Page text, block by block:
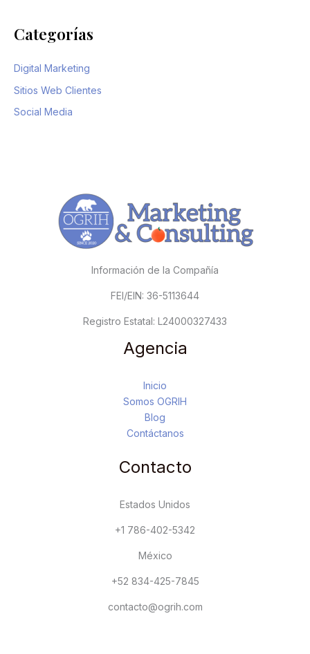
Categorías
Digital Marketing
Sitios Web Clientes
Social Media
Información de la Compañía
FEI/EIN: 36-5113644
Registro Estatal: L24000327433
Agencia
Inicio
Somos OGRIH
Blog
Contáctanos
Contacto
Estados Unidos
+1 786-402-5342
México
+52 834-425-7845
contacto@ogrih.com